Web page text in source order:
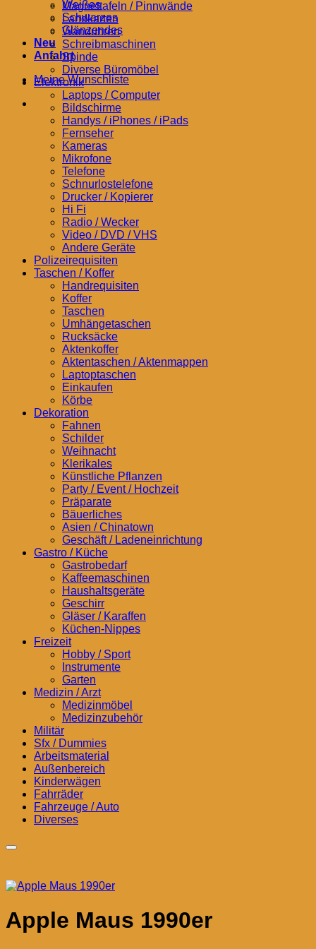
Weißes
Schwarzes
Glänzendes
Neu
Anfahrt
Meine Wunschliste
Magnettafeln / Pinnwände
Landkarten
Wanduhren
Schreibmaschinen
Spinde
Diverse Büromöbel
Elektronik
Laptops / Computer
Bildschirme
Handys / iPhones / iPads
Fernseher
Kameras
Mikrofone
Telefone
Schnurlostelefone
Drucker / Kopierer
Hi Fi
Radio / Wecker
Video / DVD / VHS
Andere Geräte
Polizeirequisiten
Taschen / Koffer
Handrequisiten
Koffer
Taschen
Umhängetaschen
Rucksäcke
Aktenkoffer
Aktentaschen / Aktenmappen
Laptoptaschen
Einkaufen
Körbe
Dekoration
Fahnen
Schilder
Weihnacht
Klerikales
Künstliche Pflanzen
Party / Event / Hochzeit
Präparate
Bäuerliches
Asien / Chinatown
Geschäft / Ladeneinrichtung
Gastro / Küche
Gastrobedarf
Kaffeemaschinen
Haushaltsgeräte
Geschirr
Gläser / Karaffen
Küchen-Nippes
Freizeit
Hobby / Sport
Instrumente
Garten
Medizin / Arzt
Medizinmöbel
Medizinzubehör
Militär
Sfx / Dummies
Arbeitsmaterial
Außenbereich
Kinderwägen
Fahrräder
Fahrzeuge / Auto
Diverses
Apple Maus 1990er